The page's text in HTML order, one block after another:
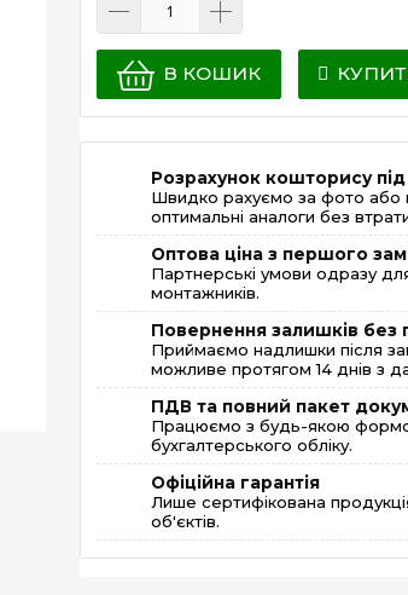
В КОШИК
Розрахунок кошторису
Швидко рахуємо за фото або
оптимальні аналоги без
Оптова ціна з першого
Партнерські умови одразу
монтажників.
Повернення залишків без
Приймаємо надлишки після
можливе протягом 14 днів з
ПДВ та повний пакет
Працюємо з будь-якою
бухгалтерського обліку.
Офіційна гарантія
Лише сертифікована
об'єктів.